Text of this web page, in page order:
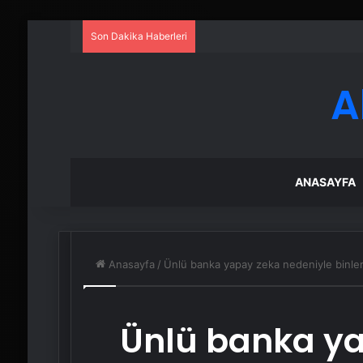
Son Dakika Haberleri
ANASAYFA
Anasayfa / Ünlü banka yapay zeka nedeniyle
Ünlü banka